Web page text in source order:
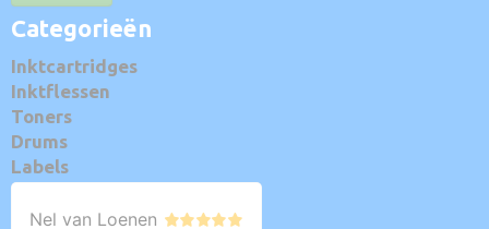
Categorieën
Inktcartridges
Inktflessen
Toners
Drums
Labels